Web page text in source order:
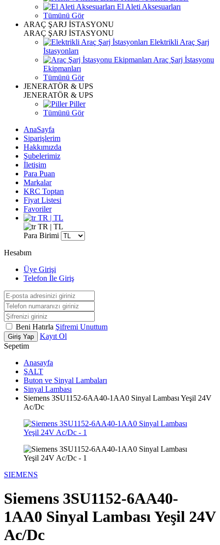
El Aleti Aksesuarları
Tümünü Gör
ARAÇ ŞARJ İSTASYONU
ARAÇ ŞARJ İSTASYONU
Elektrikli Araç Şarj
İstasyonları
Araç Şarj İstasyonu
Ekipmanları
Tümünü Gör
JENERATÖR & UPS
JENERATÖR & UPS
Piller
Tümünü Gör
AnaSayfa
Siparişlerim
Hakkımızda
Şubelerimiz
İletişim
Para Puan
Markalar
KRC Toptan
Fiyat Listesi
Favoriler
TR | TL
TR | TL
Para Birimi
Hesabım
Üye Girişi
Telefon İle Giriş
Beni Hatırla Şifremi Unuttum
Giriş Yap
Kayıt Ol
Sepetim
Anasayfa
ŞALT
Buton ve Sinyal Lambaları
Sinyal Lambası
Siemens 3SU1152-6AA40-1AA0 Sinyal Lambası Yeşil 24V
Ac/Dc
SIEMENS
Siemens 3SU1152-6AA40-
1AA0 Sinyal Lambası Yeşil 24V
Ac/Dc